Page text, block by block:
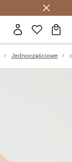
Jednoczęściowe